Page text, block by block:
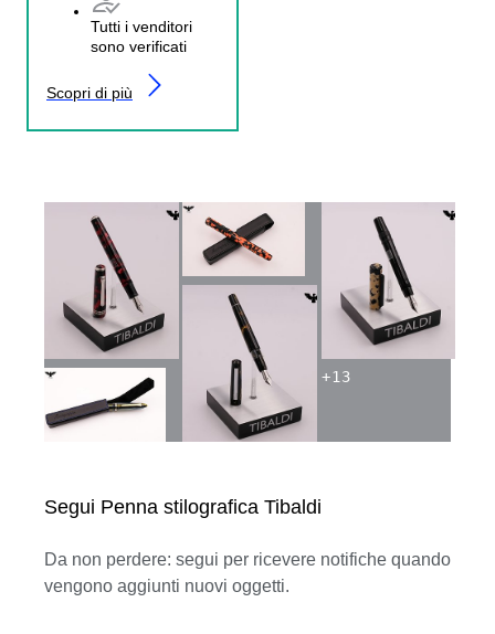
Tutti i venditori
sono verificati
Scopri di più
Segui Penna stilografica Tibaldi
Da non perdere: segui per ricevere notifiche quando
vengono aggiunti nuovi oggetti.
+13